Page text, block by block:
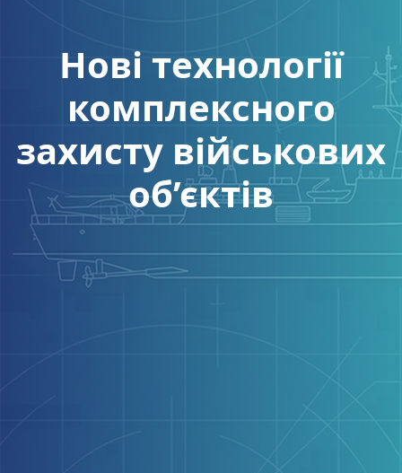
Нові технології
комплексного
захисту військових
об’єктів